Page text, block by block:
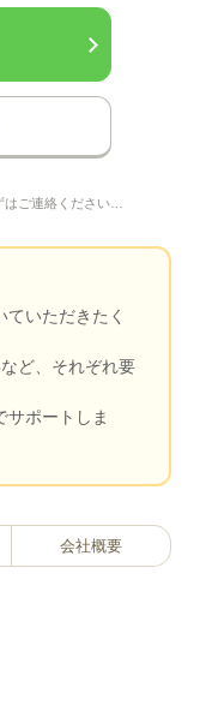
ご連絡ください…
いただきたく
ど、それぞれ要
サポートしま
会社概要